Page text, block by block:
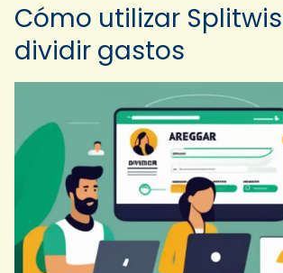
Cómo utilizar
dividir gastos